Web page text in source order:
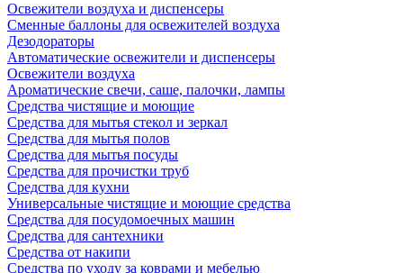
Освежители воздуха и диспенсеры
Сменные баллоны для освежителей воздуха
Дезодораторы
Автоматические освежители и диспенсеры
Освежители воздуха
Ароматические свечи, саше, палочки, лампы
Средства чистящие и моющие
Средства для мытья стекол и зеркал
Средства для мытья полов
Средства для мытья посуды
Средства для прочистки труб
Средства для кухни
Универсальные чистящие и моющие средства
Средства для посудомоечных машин
Средства для сантехники
Средства от накипи
Средства по уходу за коврами и мебелью